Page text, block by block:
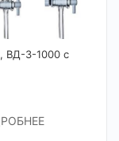
ВД-3-1000 с